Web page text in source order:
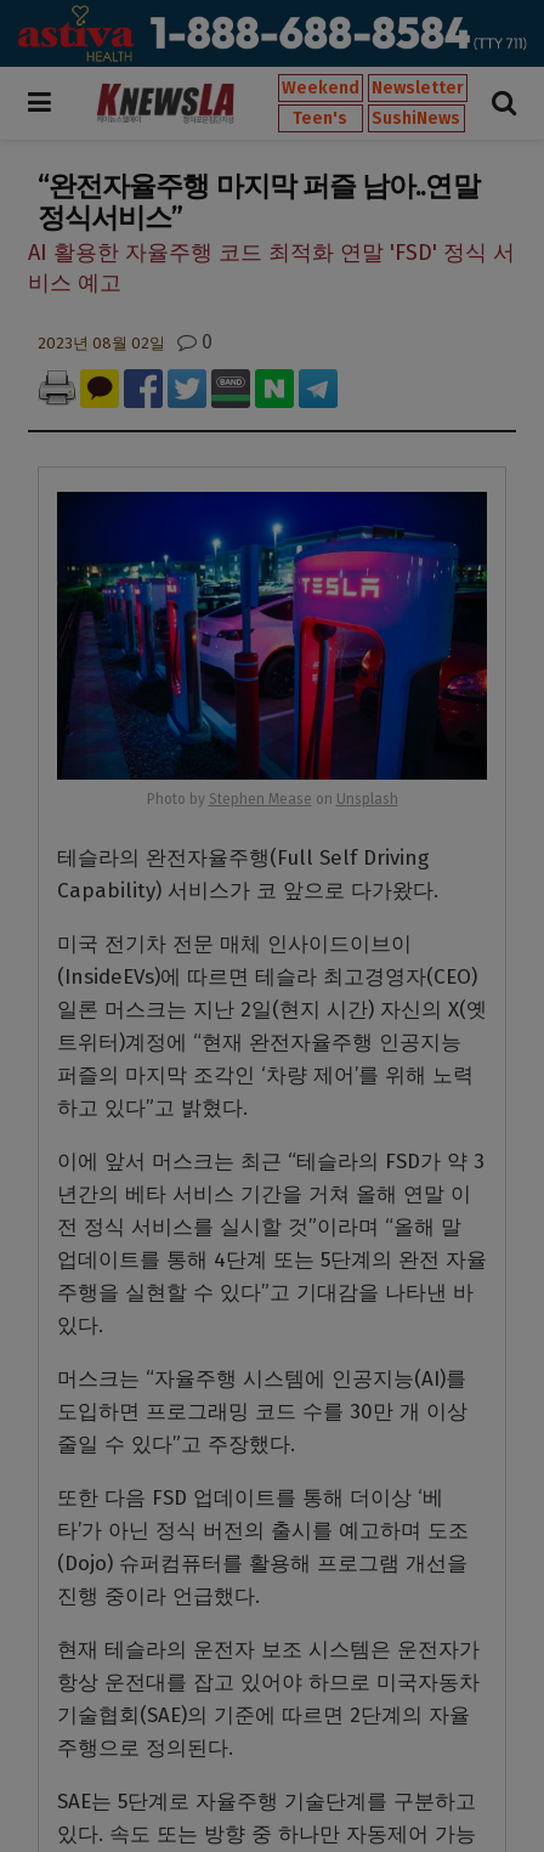
Weekend
Newsletter
Teen's
SushiNews
“완전자율주행 마지막 퍼즐 남아..연말
정식서비스”
AI 활용한 자율주행 코드 최적화 연말 'FSD' 정식 서
비스 예고
2023년 08월 02일 0
Photo by Stephen Mease on Unsplash
테슬라의 완전자율주행(Full Self Driving
Capability) 서비스가 코 앞으로 다가왔다.
미국 전기차 전문 매체 인사이드이브이
(InsideEVs)에 따르면 테슬라 최고경영자(CEO)
일론 머스크는 지난 2일(현지 시간) 자신의 X(옛
트위터)계정에 “현재 완전자율주행 인공지능
퍼즐의 마지막 조각인 ‘차량 제어’를 위해 노력
하고 있다”고 밝혔다.
이에 앞서 머스크는 최근 “테슬라의 FSD가 약 3
년간의 베타 서비스 기간을 거쳐 올해 연말 이
전 정식 서비스를 실시할 것”이라며 “올해 말
업데이트를 통해 4단계 또는 5단계의 완전 자율
주행을 실현할 수 있다”고 기대감을 나타낸 바
있다.
머스크는 “자율주행 시스템에 인공지능(AI)를
도입하면 프로그래밍 코드 수를 30만 개 이상
줄일 수 있다”고 주장했다.
또한 다음 FSD 업데이트를 통해 더이상 ‘베
타’가 아닌 정식 버전의 출시를 예고하며 도조
(Dojo) 슈퍼컴퓨터를 활용해 프로그램 개선을
진행 중이라 언급했다.
현재 테슬라의 운전자 보조 시스템은 운전자가
항상 운전대를 잡고 있어야 하므로 미국자동차
기술협회(SAE)의 기준에 따르면 2단계의 자율
주행으로 정의된다.
SAE는 5단계로 자율주행 기술단계를 구분하고
있다. 속도 또는 방향 중 하나만 자동제어 가능